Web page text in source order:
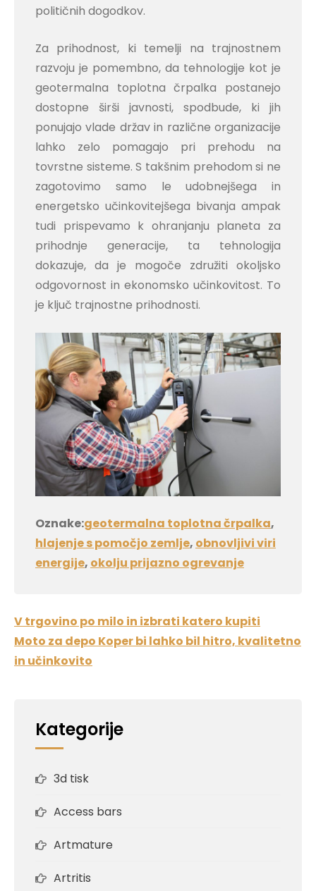
političnih dogodkov.
Za prihodnost, ki temelji na trajnostnem
razvoju je pomembno, da tehnologije kot je
geotermalna toplotna črpalka postanejo
dostopne širši javnosti, spodbude, ki jih
ponujajo vlade držav in različne organizacije
lahko zelo pomagajo pri prehodu na
tovrstne sisteme. S takšnim prehodom si ne
zagotovimo samo le udobnejšega in
energetsko učinkovitejšega bivanja ampak
tudi prispevamo k ohranjanju planeta za
prihodnje generacije, ta tehnologija
dokazuje, da je mogoče združiti okoljsko
odgovornost in ekonomsko učinkovitost. To
je ključ trajnostne prihodnosti.
Oznake:geotermalna toplotna črpalka,
hlajenje s pomočjo zemlje, obnovljivi viri
energije, okolju prijazno ogrevanje
Navigacija
prispevka
V trgovino po milo in izbrati katero kupiti
Moto za depo Koper bi lahko bil hitro, kvalitetno
in učinkovito
Kategorije
3d tisk
Access bars
Artmature
Artritis